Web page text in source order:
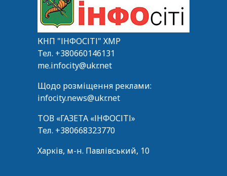
КНП "ІНФОСІТІ" ХМР
Тел. +380660146131
me.infocity@ukr.net
Щодо розміщення реклами:
infocity.news@ukr.net
ТОВ «ГАЗЕТА «ІНФОСІТІ»
Тел. +380668323770
Харків, м-н. Павлівський, 10